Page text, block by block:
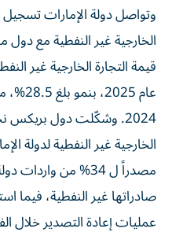
وتواصل دولة الإمارات
الخارجية غير النفطية مع
عمليات إعادة التصدير خلال